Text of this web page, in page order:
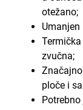
otežano;
Umanjen
zvučna;
ploče i